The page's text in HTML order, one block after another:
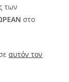
των
στο
αυτόν τον